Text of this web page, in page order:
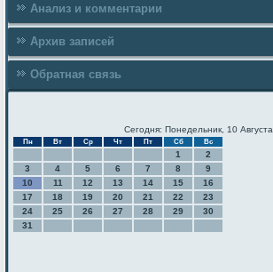
Анализ и комментарии
Архив записей
Обратная связь
Сегодня: Понедельник, 10 Августа
Пн Вт Ср Чт Пт Сб Вс
1
2
3
4 5 6 7 8
9
10
11 12 13 14 15
16
17
18 19 20 21 22
23
24
25 26 27 28 29
30
31